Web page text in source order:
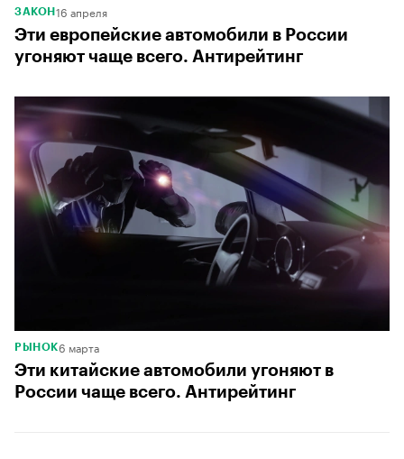
ЗАКОН 16 апреля
Эти европейские автомобили в России
угоняют чаще всего. Антирейтинг
РЫНОК6 марта
Эти китайские автомобили угоняют в
России чаще всего. Антирейтинг